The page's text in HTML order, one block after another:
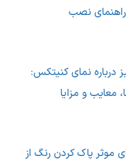
راهنمای نصب
درباره نمای کنیتکس:
معایب و مزایا
موثر پاک کردن رنگ از